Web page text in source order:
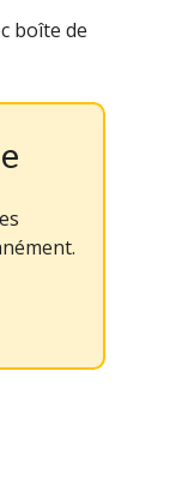
boîte de